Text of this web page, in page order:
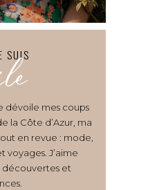
SUIS
dévoile mes coups
la Côte d’Azur, ma
en revue : mode,
voyages. J’aime
découvertes et